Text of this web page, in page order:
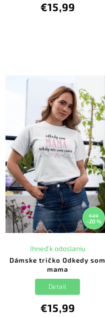
€15,99
€20
–20 %
Dámske tričko Odkedy som
mama
Ihneď k odoslaniu
€15,99
Detail